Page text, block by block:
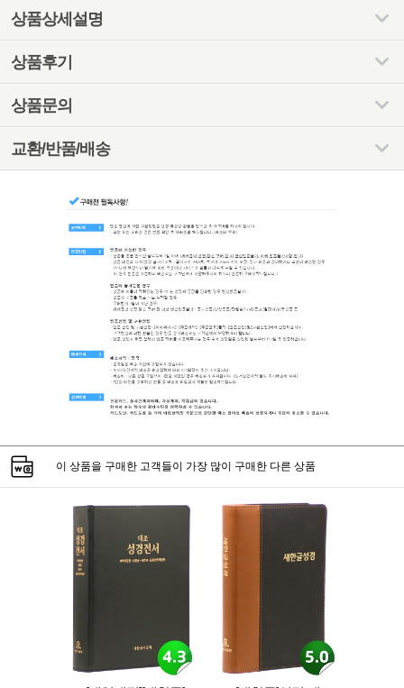
상품상세설명
상품후기
상품문의
교환/반품/배송
이 상품을 구매한 고객들이 가장 많이 구매한 다른 상품